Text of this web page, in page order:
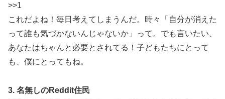
>>1
これだよね！毎日考えてしまうんだ。時々「自分が消えた
って誰も気づかないんじゃないか」って。でも言いたい、
あなたはちゃんと必要とされてる！子どもたちにとって
も、僕にとってもね。
3. 名無しのReddit住民